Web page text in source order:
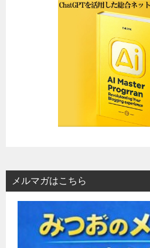
メルマガはこちら